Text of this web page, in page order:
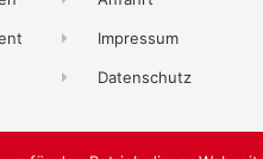
Impressum
Datenschutz